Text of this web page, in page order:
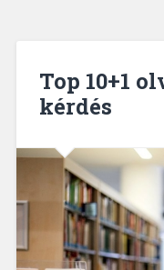
Top 10+1
kérdés